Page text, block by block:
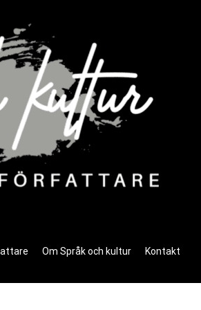
Om Språk och kultur Kontakt